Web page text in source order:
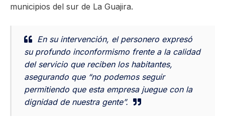
municipios del sur de La Guajira.
En su intervención, el personero expresó
su profundo inconformismo frente a la calidad
del servicio que reciben los habitantes,
asegurando que “no podemos seguir
permitiendo que esta empresa juegue con la
dignidad de nuestra gente”.